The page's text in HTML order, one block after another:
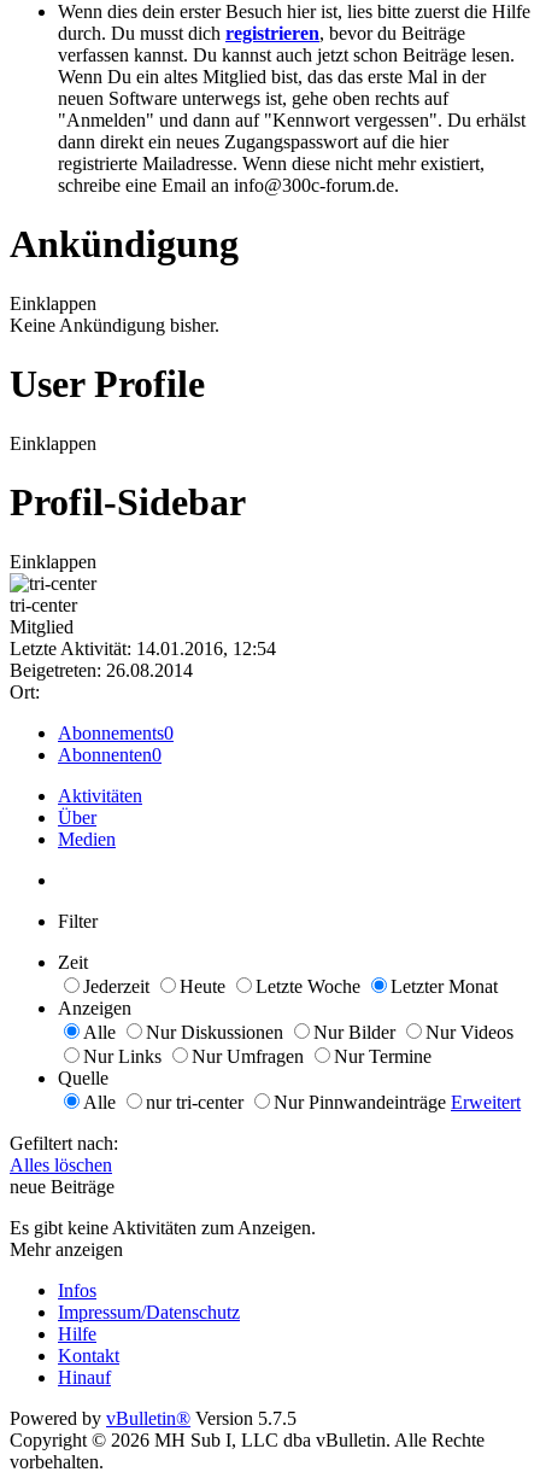
Wenn dies dein erster Besuch hier ist, lies bitte zuerst die Hilfe
durch. Du musst dich registrieren, bevor du Beiträge
verfassen kannst. Du kannst auch jetzt schon Beiträge lesen.
Wenn Du ein altes Mitglied bist, das das erste Mal in der
neuen Software unterwegs ist, gehe oben rechts auf
"Anmelden" und dann auf "Kennwort vergessen". Du erhälst
dann direkt ein neues Zugangspasswort auf die hier
registrierte Mailadresse. Wenn diese nicht mehr existiert,
schreibe eine Email an info@300c-forum.de.
Ankündigung
Einklappen
Keine Ankündigung bisher.
User Profile
Einklappen
Profil-Sidebar
Einklappen
tri-center
Mitglied
Letzte Aktivität: 14.01.2016, 12:54
Beigetreten: 26.08.2014
Ort:
Abonnements0
Abonnenten0
Aktivitäten
Über
Medien
Filter
Zeit
Jederzeit
Heute Letzte Woche
Letzter Monat
Anzeigen
Alle
Nur Diskussionen Nur Bilder
Nur Videos
Nur Links
Nur Umfragen
Nur Termine
Quelle
Alle
nur tri-center Nur Pinnwandeinträge Erweitert
Gefiltert nach:
Alles löschen
neue Beiträge
Es gibt keine Aktivitäten zum Anzeigen.
Mehr anzeigen
Infos
Impressum/Datenschutz
Hilfe
Kontakt
Hinauf
Powered by vBulletin® Version 5.7.5
Copyright © 2026 MH Sub I, LLC dba vBulletin. Alle Rechte
vorbehalten.